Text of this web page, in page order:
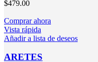
$479.00
Comprar ahora
Vista rápida
Añadir a lista de deseos
ARETES